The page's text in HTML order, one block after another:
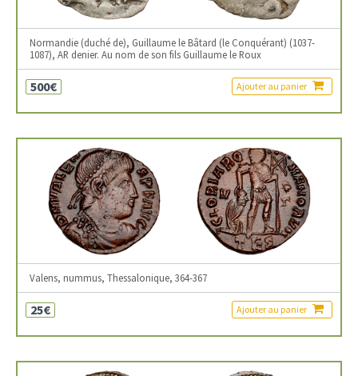
Normandie (duché de), Guillaume le Bâtard (le Conquérant) (1037-
1087), AR denier. Au nom de son fils Guillaume le Roux
500€ Ajouter au panier
Valens, nummus, Thessalonique, 364-367
25€ Ajouter au panier